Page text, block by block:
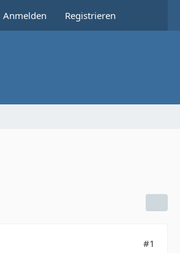
Anmelden Registrieren
#1